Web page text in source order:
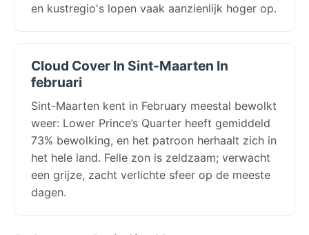
en kustregio's lopen vaak aanzienlijk hoger op.
Cloud Cover In Sint-Maarten In
februari
Sint-Maarten kent in February meestal bewolkt
weer: Lower Prince’s Quarter heeft gemiddeld
73% bewolking, en het patroon herhaalt zich in
het hele land. Felle zon is zeldzaam; verwacht
een grijze, zacht verlichte sfeer op de meeste
dagen.